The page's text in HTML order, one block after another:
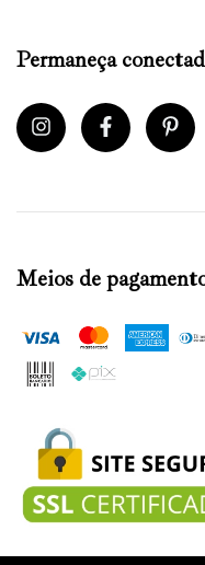
Permaneça
Meios de